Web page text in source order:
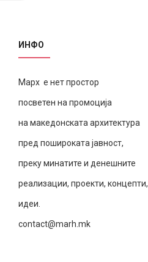
ИНФО
Марх е нет простор
посветен на промоција
на македонската архитектура
пред пошироката јавност,
преку минатите и денешните
реализации, проекти, концепти,
идеи.
contact@marh.mk